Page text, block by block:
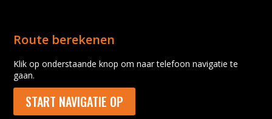
Route berekenen
Klik op onderstaande knop om naar telefoon navigatie te
gaan.
START NAVIGATIE OP